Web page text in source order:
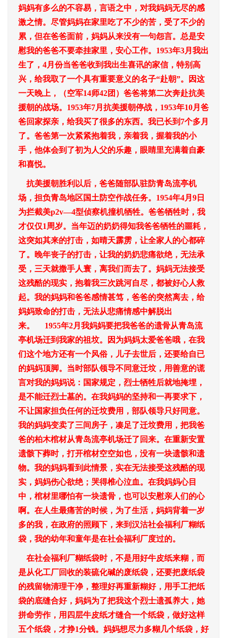
妈妈有多么的不容易，言语之中，对我妈妈无尽的感
激之情。尽管妈妈在家里吃了不少的苦，受了不少的
累，但在爸爸面前，妈妈从来没有一句怨言。总是安
慰我的爸爸不要牵挂家里，安心工作。1953年3月我出
生了，4月份当爸爸收到我出生喜讯的家信，特别高
兴，给我取了一个具有重要意义的名子“赴朝”。因这
一天晚上，（空军14师42团）爸爸将第二次奔赴抗美
援朝的战场。1953年7月抗美援朝停战，1953年10月爸
爸回家探亲，给我买了很多的东西。我已长到7个多月
了。爸爸第一次紧紧抱着我，亲着我，握着我的小
手，他体会到了初为人父的乐趣，眼睛里充满着自豪
和喜悦。
抗美援朝胜利以后，爸爸随部队驻防青岛流亭机
场，担负青岛地区国土防空作战任务。1954年4月9日
为拦截美p2v―4型侦察机撞机牺牲。爸爸牺牲时，我
才仅仅1周岁。当年迈的奶奶得知我爸爸牺牲的噩耗，
这突如其来的打击，如晴天霹雳，让全家人的心都碎
了。晚年丧子的打击，让我的奶奶悲痛欲绝，无法承
受，三天就撒手人寰，离我们而去了。妈妈无法接受
这残酷的现实，抱着我三次跳河自尽，都被好心人救
起。我的妈妈和爸爸感情甚笃，爸爸的突然离去，给
妈妈致命的打击，无法从悲痛情感中解脱出
来。 1955年2月我妈妈要把我爸爸的遗骨从青岛流
亭机场迁到我家的祖坟。因为妈妈太爱爸爸哦，在我
们这个地方还有一个风俗，儿子去世后，还要给自已
的妈妈顶脚。当时部队领导不同意迁坟，用善意的谎
言对我的妈妈说：国家规定，烈士牺牲后就地掩埋，
是不能迁烈士墓的。在我妈妈的坚持和一再要求下，
不让国家担负任何的迁坟费用，部队领导只好同意。
我的妈妈变卖了三间房子，凑足了迁坟费用，把我爸
爸的柏木棺材从青岛流亭机场迁了回来。在重新安置
遗骸下葬时，打开棺材空空如也，没有一块遗骸和遗
物。我的妈妈看到此情景，实在无法接受这残酷的现
实，妈妈伤心欲绝；哭得椎心泣血。在我妈妈心目
中，棺材里哪怕有一块遗骨，也可以安慰亲人们的心
啊。在人生最痛苦的时候，为了生活，妈妈背着一岁
多的我，在政府的照顾下，来到汉沽社会福利厂糊纸
袋，我的幼年和童年是在社会福利厂度过的。
在社会福利厂糊纸袋时，不是用好牛皮纸来糊，而
是从化工厂回收的装硫化碱的废纸袋，还要把废纸袋
的残留物清理干净，整理好再重新糊好，用手工把纸
袋的底缝合好，妈妈为了把我这个烈士遗孤养大，她
拼命劳作，用四层牛皮纸才缝合一个纸袋，做好这样
五个纸袋，才挣1分钱。妈妈想尽力多糊几个纸袋，好